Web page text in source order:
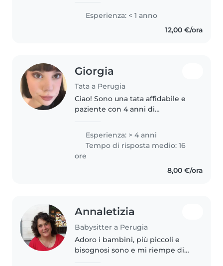
Esperienza: < 1 anno
12,00 €/ora
Giorgia
Tata a Perugia
Ciao! Sono una tata affidabile e
paziente con 4 anni di
prescolare, scolari e bambini
piccoli. Adoro disegnare, leggere
e giocare con i bambini. Sono..
Esperienza: > 4 anni
Tempo di risposta medio: 16
ore
8,00 €/ora
Annaletizia
Babysitter a Perugia
Adoro i bambini, più piccoli e
bisognosi sono e mi riempe di